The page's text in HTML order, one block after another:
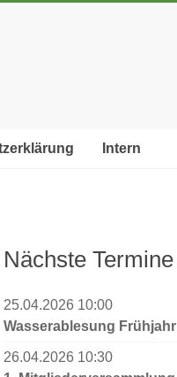
Intern
Nächste Termine
25.04.2026 10:00
Wasserablesung Frühjahr
26.04.2026 10:30